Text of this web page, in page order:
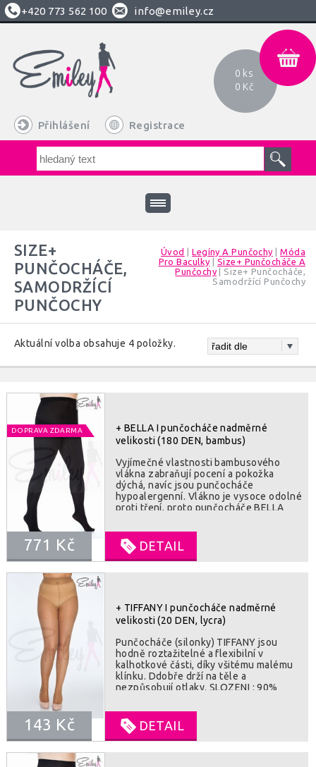
+420 773 562 100 info@emiley.cz
Přihlášení Registrace
0 ks
0 Kč
Úvod |Legíny A Punčochy |Móda
Pro Baculky
Size+ Punčocháče A
Punčochy| Size+ Punčocháče,
Samodržící Punčochy
SIZE+
PUNČOCHÁČE,
SAMODRŽÍCÍ
PUNČOCHY
Aktuální volba obsahuje 4 položky.
+ BELLA I punčocháče nadměrné
velikosti (180 DEN, bambus)
Vyjímečné vlastnosti bambusového
vlákna zabraňují pocení a pokožka
dýchá, navíc jsou punčocháče
hypoalergenní. Vlákno je vysoce odolné
proti tření, proto punčocháče BELLA
vlákno je luxusní na dotyk, proto je
nošení punčocháčů velmi příjemné.
SLOZENI : 22% polyamid, 3% elastan,
75% bambus
DOPRAVA ZDARMA
771 Kč DETAIL
+ TIFFANY I punčocháče nadměrné
velikosti (20 DEN, lycra)
Punčocháče (silonky) TIFFANY jsou
hodně roztažitelné a flexibilní v
kalhotkové části, díky všitému malému
klínku. Ddobře drží na těle a
nezpůsobují otlaky. SLOZENI : 90%
143 Kč DETAIL